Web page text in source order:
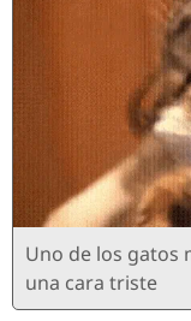
Uno de los gatos
una cara triste